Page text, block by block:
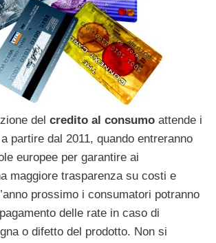
del credito al consumo attende i
partire dal 2011, quando entreranno
europee per garantire ai
maggiore trasparenza su costi e
prossimo i consumatori potranno
delle rate in caso di
o difetto del prodotto. Non si